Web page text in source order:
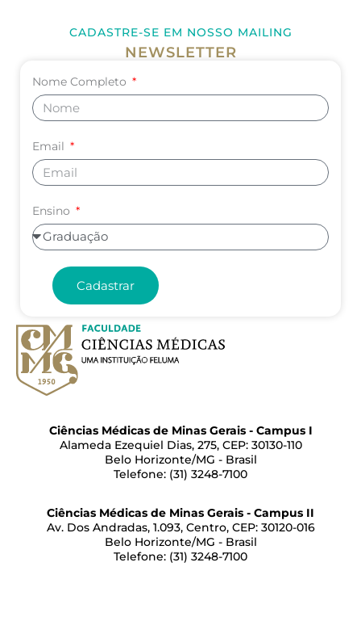
CADASTRE-SE EM NOSSO MAILING
NEWSLETTER
Nome Completo
Email
Ensino
Cadastrar
Ciências Médicas de Minas Gerais - Campus I
Alameda Ezequiel Dias, 275, CEP: 30130-110
Belo Horizonte/MG - Brasil
Telefone: (31) 3248-7100
Ciências Médicas de Minas Gerais - Campus II
Av. Dos Andradas, 1.093, Centro, CEP: 30120-016
Belo Horizonte/MG - Brasil
Telefone: (31) 3248-7100